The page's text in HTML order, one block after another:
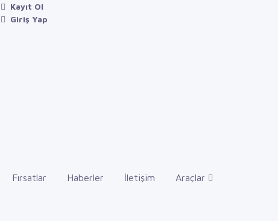
Kayıt Ol
Giriş Yap
Fırsatlar Haberler İletişim Araçlar